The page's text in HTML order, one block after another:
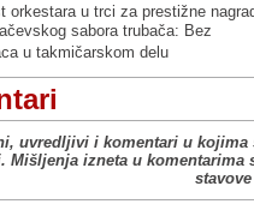
orkestara u trci za prestižne
sabora trubača: Bez
u takmičarskom delu
uvredljivi i komentari u
Mišljenja izneta u komentarima